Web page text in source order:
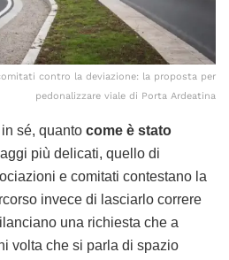
contro la deviazione: la proposta per
pedonalizzare viale di Porta Ardeatina
in sé, quanto come è stato
più delicati, quello di
e comitati contestano la
invece di lasciarlo correre
una richiesta che a
volta che si parla di spazio